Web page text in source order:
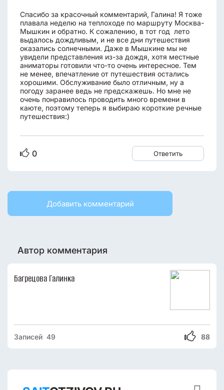
Спасибо за красочный комментарий, Галина! Я тоже
плавала неделю на теплоходе по маршруту Москва-
Мышкин и обратно. К сожалению, в тот год лето
выдалось дождливым, и не все дни путешествия
оказались солнечными. Даже в Мышкине мы не
увидели представления из-за дождя, хотя местные
аниматоры готовили что-то очень интересное. Тем
не менее, впечатление от путешествия остались
хорошими. Обслуживание было отличным, ну а
погоду заранее ведь не предскажешь. Но мне не
очень понравилось проводить много времени в
каюте, поэтому теперь я выбираю короткие речные
путешествия:)
0 Ответить
Добавить комментарий
Автор комментария
Багрецова Галинка
88
Записей 49